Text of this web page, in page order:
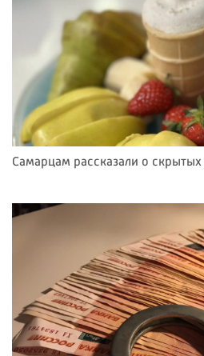
Самарцам рассказали о